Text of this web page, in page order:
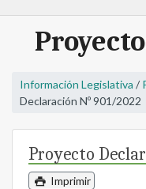
Información Legislativa /
Declaración Nº 901/2022
Proyecto
Imprimir